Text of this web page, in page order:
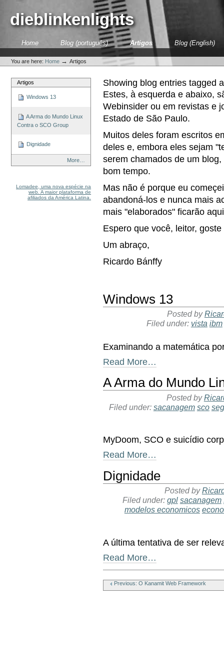
content.dieblinkenlights
SectionsHome Blog (português) Artigos Blog (English)
tools
You are here: Home →Artigos
Artigos
Windows 13
A Arma do Mundo Linux
Contra o SCO Group
Dignidade
More…
Lomadee, uma nova espécie na
web. A maior plataforma de
afiliados da América Latina.
Showing blog entries tagged
Estes, à esquerda e abaixo,
Webinsider ou em revistas e
Estado de São Paulo.
Muitos deles foram escritos
deles e, embora eles sejam
serem chamados de um
bom tempo.
Mas não é porque eu
abandoná-los e nunca mais
mais "elaborados" ficarão
Espero que você, leitor,
Um abraço,
Ricardo Bánffy
Windows 13
Posted by
Filed under: vista ibm
Examinando a matemática
Read More…
A Arma do Mundo
Posted by
Filed under: sacanagem sco
MyDoom, SCO e suicídio
Read More…
Dignidade
Posted by
Filed under: gpl sacanagem
modelos economicos
A última tentativa de ser
Read More…
ActionsPrevious: O Kanamit Web Framework